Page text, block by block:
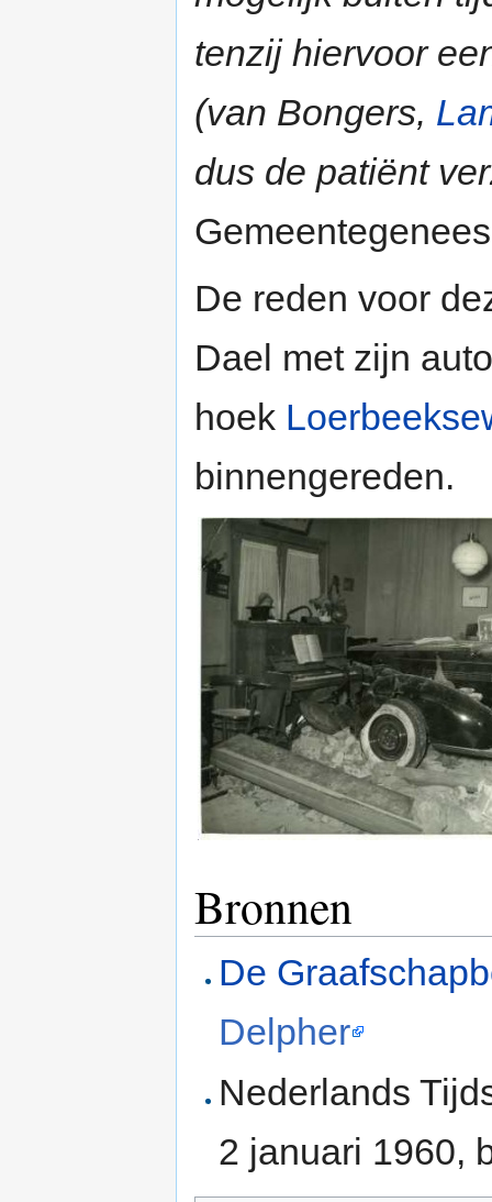
tenzij hiervoor
(van Bongers,
dus de patiënt
De reden voor
Dael met zijn
hoek
binnengereden.
Bronnen
De
Delpher
Nederlands
2 januari 1960,